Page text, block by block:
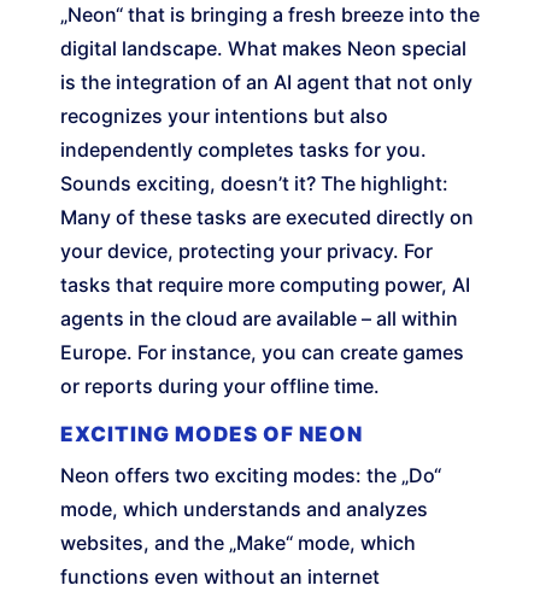
„Neon“ that is bringing a fresh breeze into the
digital landscape. What makes Neon special
is the integration of an AI agent that not only
recognizes your intentions but also
independently completes tasks for you.
Sounds exciting, doesn’t it? The highlight:
Many of these tasks are executed directly on
your device, protecting your privacy. For
tasks that require more computing power, AI
agents in the cloud are available – all within
Europe. For instance, you can create games
or reports during your offline time.
EXCITING MODES OF NEON
Neon offers two exciting modes: the „Do“
mode, which understands and analyzes
websites, and the „Make“ mode, which
functions even without an internet